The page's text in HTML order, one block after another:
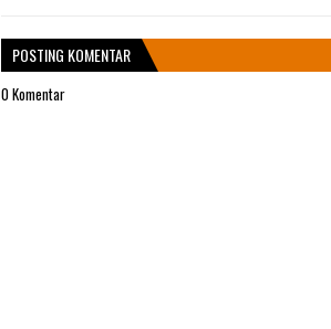
POSTING KOMENTAR
0 Komentar